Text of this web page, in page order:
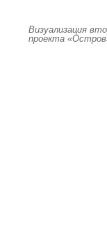
Визуализация
проекта